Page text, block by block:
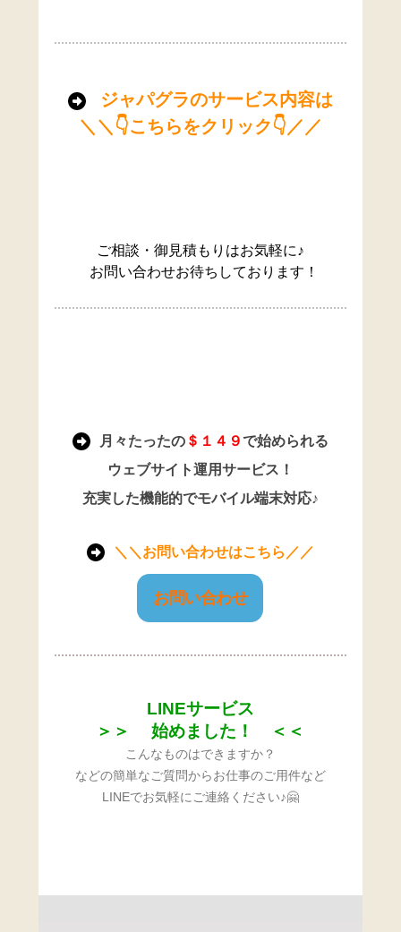
ジャパグラのサービス内容は
＼＼👇こちらをクリック👇／／
ご相談・御見積もりはお気軽に♪
お問い合わせお待ちしております！
月々たったの＄１４９で始められる
ウェブサイト運用サービス！
充実した機能的でモバイル端末対応♪
＼＼お問い合わせはこちら／／
お問い合わせ
LINEサービス
＞＞ 始めました！ ＜＜
こんなものはできますか？
などの簡単なご質問からお仕事のご用件など
LINEでお気軽にご連絡ください♪🤗